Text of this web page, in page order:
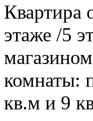
Квартира
этаже /5
комнаты:
кв.м и 9